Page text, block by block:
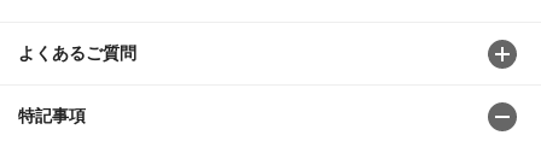
よくあるご質問
特記事項